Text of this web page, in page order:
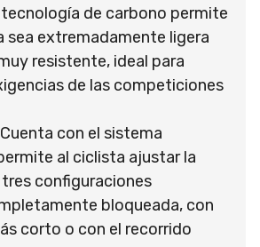
de carbono permite
sea extremadamente ligera
resistente, ideal para
de las competiciones
Cuenta con el sistema
al ciclista ajustar la
configuraciones
bloqueada, con
corto o con el recorrido